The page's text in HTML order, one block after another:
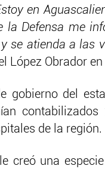
en
la Defensa me
se atienda a las
López Obrador
gobierno del
de la región.
creó una